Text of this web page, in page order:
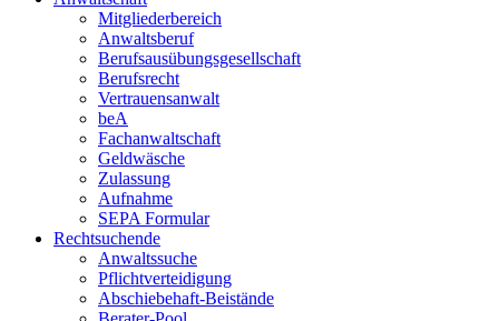
Mitgliederbereich
Anwaltsberuf
Berufsausübungs­gesellschaft
Berufsrecht
Vertrauensanwalt
beA
Fachanwaltschaft
Geldwäsche
Zulassung
Aufnahme
SEPA Formular
Rechtsuchende
Anwaltssuche
Pflichtverteidigung
Abschiebehaft-Beistände